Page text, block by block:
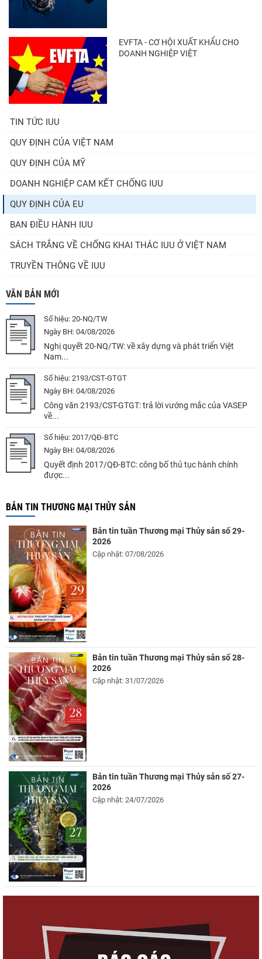
EVFTA - CƠ HỘI XUẤT KHẨU CHO
DOANH NGHIỆP VIỆT
TIN TỨC IUU
QUY ĐỊNH CỦA VIỆT NAM
QUY ĐỊNH CỦA MỸ
DOANH NGHIỆP CAM KẾT CHỐNG IUU
QUY ĐỊNH CỦA EU
BAN ĐIỀU HÀNH IUU
SÁCH TRẮNG VỀ CHỐNG KHAI THÁC IUU Ở VIỆT NAM
TRUYỀN THÔNG VỀ IUU
VĂN BẢN MỚI
Số hiệu: 20-NQ/TW
Ngày BH: 04/08/2026
Nghị quyết 20-NQ/TW: về xây dựng và phát triển Việt
Nam...
Số hiệu: 2193/CST-GTGT
Ngày BH: 04/08/2026
Công văn 2193/CST-GTGT: trả lời vướng mắc của VASEP
về...
Số hiệu: 2017/QĐ-BTC
Ngày BH: 04/08/2026
Quyết định 2017/QĐ-BTC: công bố thủ tục hành chính
được...
BẢN TIN THƯƠNG MẠI THỦY SẢN
Bản tin tuần Thương mại Thủy sản số 29-
2026
Cập nhật: 07/08/2026
Bản tin tuần Thương mại Thủy sản số 28-
2026
Cập nhật: 31/07/2026
Bản tin tuần Thương mại Thủy sản số 27-
2026
Cập nhật: 24/07/2026